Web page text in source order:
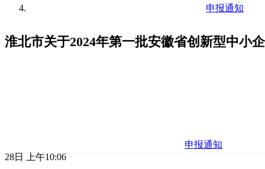
申报通知
淮北市关于2024年第一批安徽省创新型中小
申报通知
28日 上午10:06